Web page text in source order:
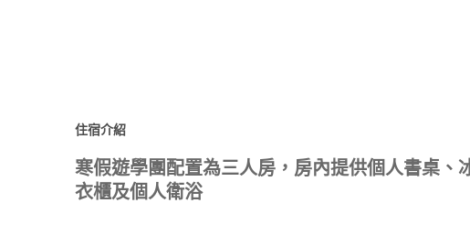
住宿介紹
寒假遊學團配置為三人房，房內提供個人書桌、
衣櫃及個人衛浴